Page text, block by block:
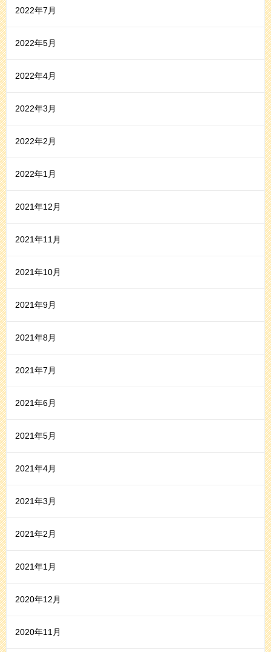
2022年7月
2022年5月
2022年4月
2022年3月
2022年2月
2022年1月
2021年12月
2021年11月
2021年10月
2021年9月
2021年8月
2021年7月
2021年6月
2021年5月
2021年4月
2021年3月
2021年2月
2021年1月
2020年12月
2020年11月